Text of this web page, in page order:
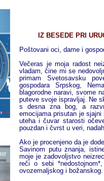
IZ BESEDE PRI
Poštovani oci, dame i
Večeras je moja radost
vladam, čine mi se
primam Svetosavsku
gospodara Srpskog,
blagorodne naravi, svome
puteve svoje ispravljaj. Ne
s desna zna bog, a
emocijama prisutan je
uteha i čuvar starosti
pouzdan i čvrst u veri,
Ako je procenjeno da je
Savinom putu znanja,
moje je zadovoljstvo
reči o sebi
ovozemaljskog i božanskog.